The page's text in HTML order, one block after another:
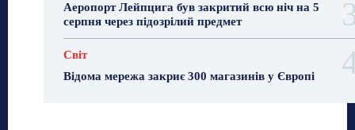
Аеропорт Лейпцига був закритий всю ніч на 5
серпня через підозрілий предмет
Світ
Відома мережа закриє 300 магазинів у Європі